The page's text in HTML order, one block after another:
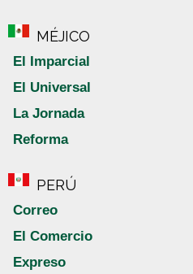
MÉJICO
El Imparcial
El Universal
La Jornada
Reforma
PERÚ
Correo
El Comercio
Expreso